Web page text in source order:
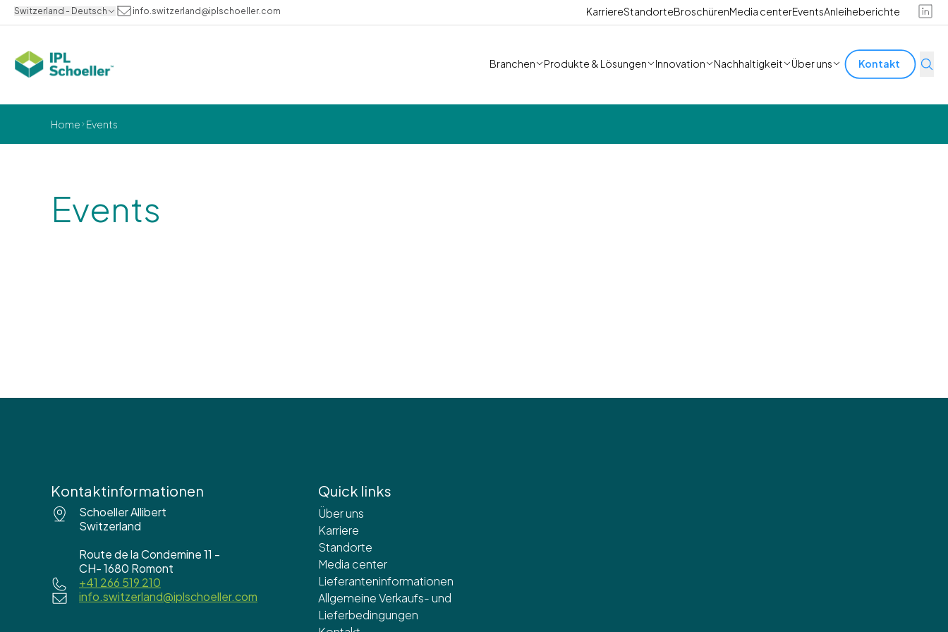
Switzerland - Deutsch info.switzerland@iplschoeller.com KarriereStandorteBroschürenMedia centerEventsAnleiheberichte
Branchen Produkte & Lösungen Innovation Nachhaltigkeit Über uns Kontakt
Home Events
Events
Kontaktinformationen
Schoeller Allibert
Switzerland
Route de la Condemine 11 -
CH- 1680 Romont
+41 266 519 210
info.switzerland@iplschoeller.com
Quick links
Über uns
Karriere
Standorte
Media center
Lieferanteninformationen
Allgemeine Verkaufs- und
Lieferbedingungen